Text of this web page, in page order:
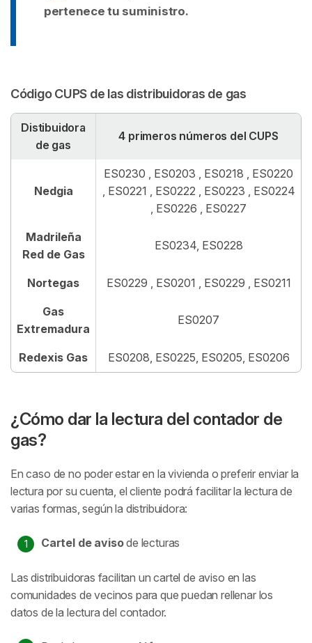
pertenece tu suministro.
Código CUPS de las distribuidoras de gas
Distibuidora
de gas
4 primeros números del CUPS
Nedgia
ES0230 , ES0203 , ES0218 , ES0220
, ES0221 , ES0222 , ES0223 , ES0224
, ES0226 , ES0227
Madrileña
Red de Gas
ES0234, ES0228
Nortegas ES0229 , ES0201 , ES0229 , ES0211
Gas
Extremadura
ES0207
Redexis Gas ES0208, ES0225, ES0205, ES0206
¿Cómo dar la lectura del contador de
gas?
En caso de no poder estar en la vivienda o preferir enviar la
lectura por su cuenta, el cliente podrá facilitar la lectura de
varias formas, según la distribuidora:
Cartel de avisode lecturas
Las distribuidoras facilitan un cartel de aviso en las
comunidades de vecinos para que puedan rellenar los
datos de la lectura del contador.